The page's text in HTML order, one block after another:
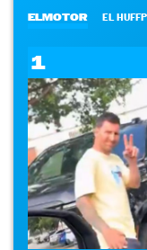
ELMOTOR EL
1